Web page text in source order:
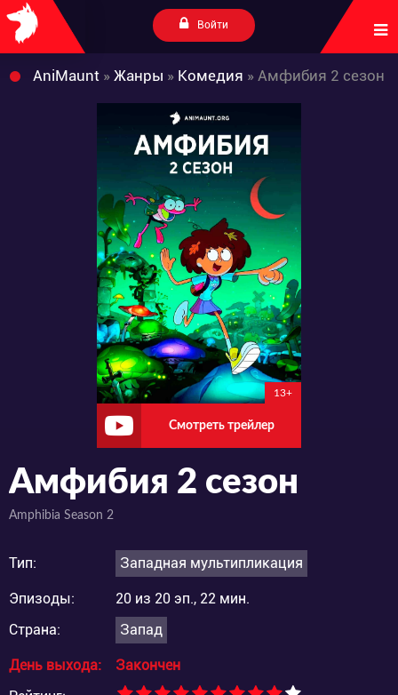
Войти
AniMaunt » Жанры » Комедия » Амфибия 2 сезон
13+
Смотреть трейлер
Амфибия 2 сезон
Amphibia Season 2
Тип: Западная мультипликация
Эпизоды:
20 из 20 эп., 22 мин.
Страна:
Запад
День выхода:
Закончен